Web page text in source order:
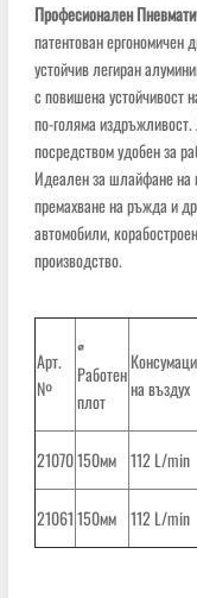
Професионален
патентован ергономичен
устойчив легиран
с повишена устойчивост
по-голяма
посредством удобен за
Идеален за шлайфане на
премахване на ръжда и
автомобили,
производство.
Арт.
№
∅
Работен
плот
на въздух
21070150мм 112 L/min
21061150мм 112 L/min